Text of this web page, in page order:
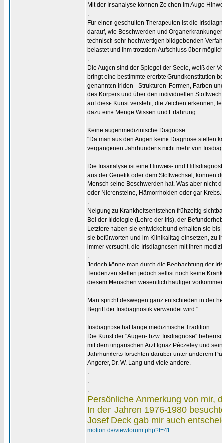
Mit der Irisanalyse können Zeichen im Auge
.
Für einen geschulten Therapeuten ist die
darauf, wie Beschwerden und
technisch sehr hochwertigen bildgebenden
belastet und ihm trotzdem Aufschluss über
.
Die Augen sind der Spiegel der Seele, weiß der
bringt eine bestimmte ererbte Grundkonstitution
genannten Iriden - Strukturen, Formen, Farben
des Körpers und über den individuellen
auf diese Kunst versteht, die Zeichen erkennen,
dazu eine Menge Wissen und Erfahrung.
.
Keine augenmedizinische Diagnose
"Da man aus den Augen keine Diagnose stellen
vergangenen Jahrhunderts nicht mehr von
.
Die Irisanalyse ist eine Hinweis- und
aus der Genetik oder dem Stoffwechsel, können
Mensch seine Beschwerden hat. Was aber
oder Nierensteine, Hämorrhoiden oder gar Krebs.
.
Neigung zu Krankheitsentstehen frühzeitig
Bei der Iridologie (Lehre der Iris), der
Letztere haben sie entwickelt und erhalten sie
sie befürworten und im Klinikalltag einsetzen, zu
immer versucht, die Irisdiagnosen mit ihren
.
Jedoch könne man durch die Beobachtung der
Tendenzen stellen jedoch selbst noch keine
diesem Menschen wesentlich häufiger
.
Man spricht deswegen ganz entschieden in der
Begriff der Irisdiagnostik verwendet wird."
.
Irisdiagnose hat lange medizinische Tradition
Die Kunst der "Augen- bzw. Irisdiagnose"
mit dem ungarischen Arzt Ignaz Péczeley und
Jahrhunderts forschten darüber unter anderem
Angerer, Dr. W. Lang und viele andere.
.
.
.
Persönliche Anmerkung von mir,
In den Jahren 1976-1980
Josef Deck gab mir auch
motion.de/viewforum.php?f=41
.